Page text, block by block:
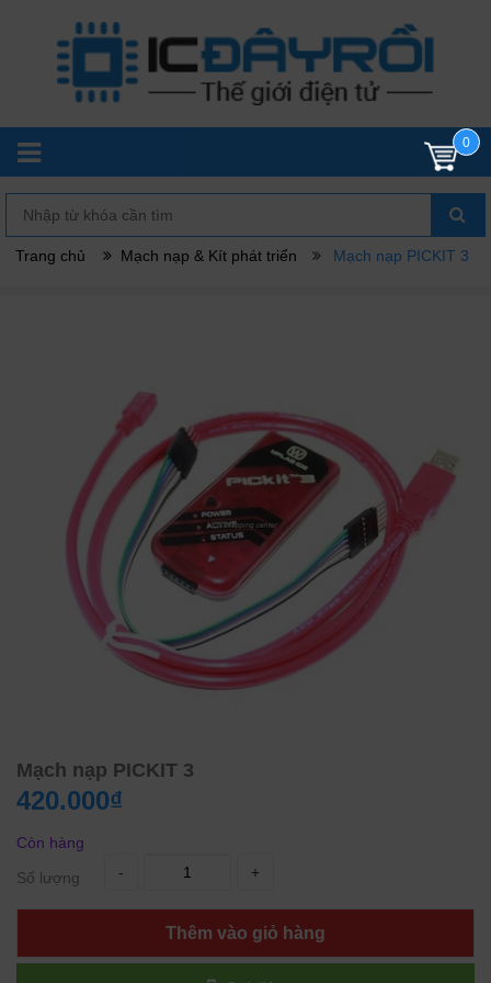
0
Trang chủ Mạch nạp & Kít phát triển Mạch nạp PICKIT 3
Mạch nạp PICKIT 3
420.000₫
Còn hàng
Số lượng
- +
Thêm vào giỏ hàng